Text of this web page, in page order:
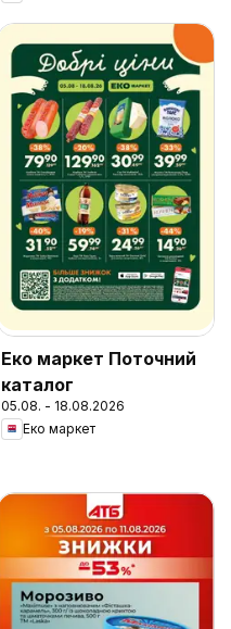
Еко маркет Поточний
каталог
05.08. - 18.08.2026
Еко маркет